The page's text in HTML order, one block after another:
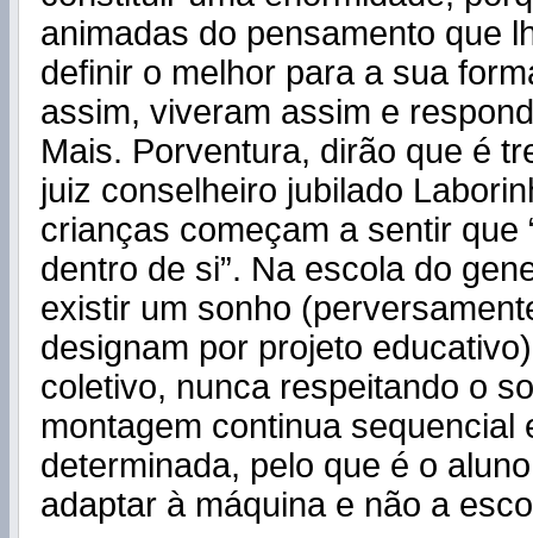
animadas do pensamento que
definir o melhor para a sua
assim, viveram assim e
Mais. Porventura, dirão que é
juiz conselheiro jubilado
crianças começam a sentir que
dentro de si”. Na escola do
existir um sonho
designam por projeto
coletivo, nunca respeitando o
montagem continua sequencial
determinada, pelo que é o
adaptar à máquina e não a